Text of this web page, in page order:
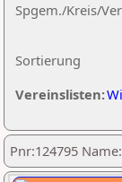
Sortierung
Spgem./Kreis/
Vereinslisten:
Pnr:124795